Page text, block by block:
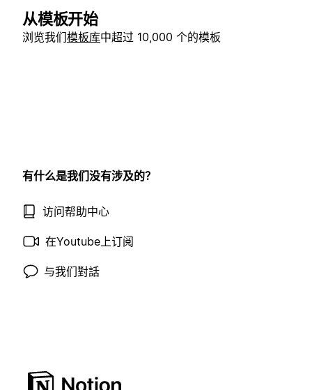
从模板开始
浏览我们模板库中超过 10,000 个的模板
有什么是我们没有涉及的？
访问帮助中心
在Youtube上订阅
与我们對話